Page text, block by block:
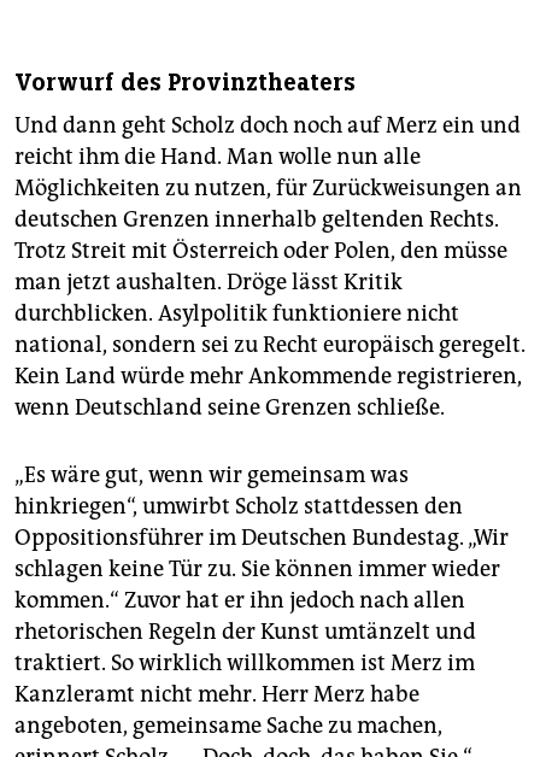
Vorwurf des Provinztheaters
Und dann geht Scholz doch noch auf Merz ein und
reicht ihm die Hand. Man wolle nun alle
Möglichkeiten zu nutzen, für Zurückweisungen an
deutschen Grenzen innerhalb geltenden Rechts.
Trotz Streit mit Österreich oder Polen, den müsse
man jetzt aushalten. Dröge lässt Kritik
durchblicken. Asylpolitik funktioniere nicht
national, sondern sei zu Recht europäisch geregelt.
Kein Land würde mehr Ankommende registrieren,
wenn Deutschland seine Grenzen schließe.
„Es wäre gut, wenn wir gemeinsam was
hinkriegen“, umwirbt Scholz stattdessen den
Oppositionsführer im Deutschen Bundestag. „Wir
schlagen keine Tür zu. Sie können immer wieder
kommen.“ Zuvor hat er ihn jedoch nach allen
rhetorischen Regeln der Kunst umtänzelt und
traktiert. So wirklich willkommen ist Merz im
Kanzleramt nicht mehr. Herr Merz habe
angeboten, gemeinsame Sache zu machen,